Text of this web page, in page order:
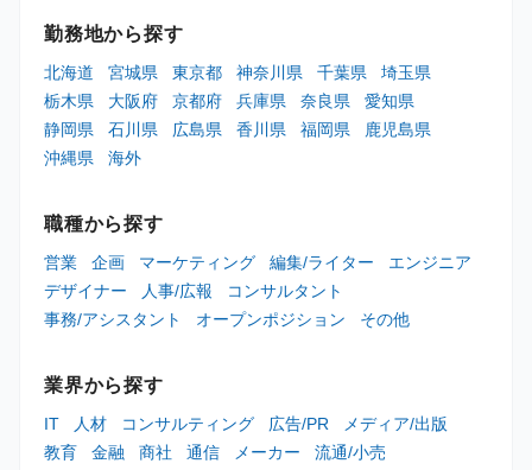
勤務地から探す
北海道 宮城県 東京都 神奈川県 千葉県
埼玉県
栃木県
大阪府 京都府 兵庫県 奈良県
愛知県
静岡県
石川県 広島県 香川県 福岡県
鹿児島県
沖縄県
海外
職種から探す
営業 企画 マーケティング 編集/ライター
エンジニア
デザイナー
人事/広報
コンサルタント
事務/アシスタント
オープンポジション その他
業界から探す
IT 人材 コンサルティング 広告/PR
メディア/出版
教育
金融 商社 通信 メーカー 流通/小売